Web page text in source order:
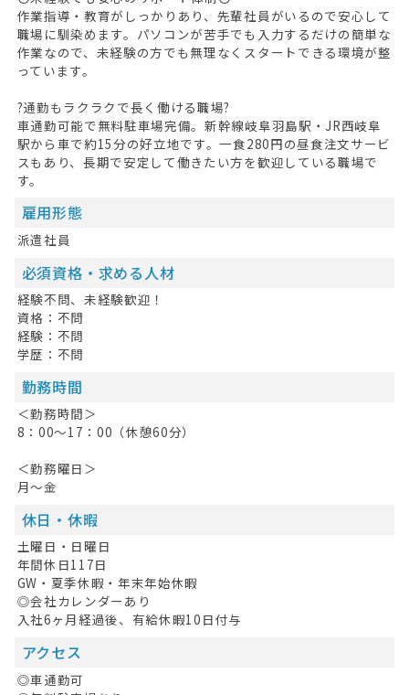
お問い合わせ
掲載希望の方へ
作業指導・教育がしっかりあり、先輩社員がいるので安心して
職場に馴染めます。パソコンが苦手でも入力するだけの簡単な
作業なので、未経験の方でも無理なくスタートできる環境が整
っています。
?通勤もラクラクで長く働ける職場?
車通勤可能で無料駐車場完備。新幹線岐阜羽島駅・JR西岐阜
駅から車で約15分の好立地です。一食280円の昼食注文サービ
スもあり、長期で安定して働きたい方を歓迎している職場で
す。
雇用形態
派遣社員
必須資格・求める人材
経験不問、未経験歓迎！
資格：不問
経験：不問
学歴：不問
勤務時間
＜勤務時間＞
8：00～17：00（休憩60分）
＜勤務曜日＞
月～金
休日・休暇
土曜日・日曜日
年間休日117日
GW・夏季休暇・年末年始休暇
◎会社カレンダーあり
入社6ヶ月経過後、有給休暇10日付与
アクセス
◎車通勤可